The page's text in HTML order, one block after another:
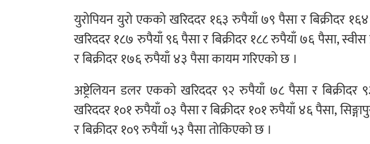
युरोपियन युरो एकको खरिददर १६३ रुपैयाँ ७९ पैसा र बिक्रीदर
खरिददर १८७ रुपैयाँ ९६ पैसा र बिक्रीदर १८८ रुपैयाँ ७६ पैसा,
र बिक्रीदर १७६ रुपैयाँ ४३ पैसा कायम गरिएको छ ।
अष्ट्रेलियन डलर एकको खरिददर ९२ रुपैयाँ ७८ पैसा र
खरिददर १०१ रुपैयाँ ०३ पैसा र बिक्रीदर १०१ रुपैयाँ ४६ पैसा,
र बिक्रीदर १०९ रुपैयाँ ५३ पैसा तोकिएको छ ।